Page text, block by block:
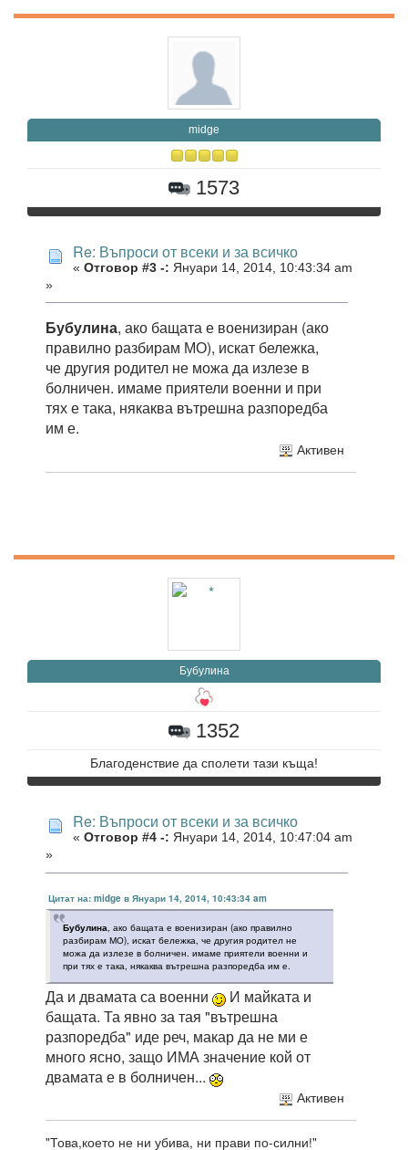
midge
1573
Re: Въпроси от всеки и за всичко
« Отговор #3 -: Януари 14, 2014, 10:43:34 am
»
Бубулина, ако бащата е военизиран (ако
правилно разбирам МО), искат бележка,
че другия родител не можа да излезе в
болничен. имаме приятели военни и при
тях е така, някаква вътрешна разпоредба
им е.
Активен
Бубулина
1352
Благоденствие да сполети тази къща!
Re: Въпроси от всеки и за всичко
« Отговор #4 -: Януари 14, 2014, 10:47:04 am
»
Цитат на: midge в Януари 14, 2014, 10:43:34 am
Бубулина, ако бащата е военизиран (ако правилно
разбирам МО), искат бележка, че другия родител не
можа да излезе в болничен. имаме приятели военни и
при тях е така, някаква вътрешна разпоредба им е.
Да и двамата са военни
И майката и
бащата. Та явно за тая "вътрешна
разпоредба" иде реч, макар да не ми е
много ясно, защо ИМА значение кой от
двамата е в болничен...
Активен
"Това,което не ни убива, ни прави по-силни!"